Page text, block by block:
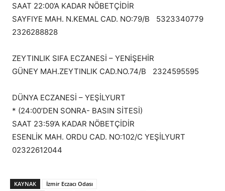
SAAT 22:00’A KADAR NÖBETÇİDİR
SAYFIYE MAH. N.KEMAL CAD. NO:79/B 5323340779
2326288828
ZEYTINLIK SIFA ECZANESİ – YENİŞEHİR
GÜNEY MAH.ZEYTINLIK CAD.NO.74/B 2324595595
DÜNYA ECZANESİ – YEŞİLYURT
* (24:00’DEN SONRA- BASIN SİTESİ)
SAAT 23:59’A KADAR NÖBETÇİDİR
ESENLİK MAH. ORDU CAD. NO:102/C YEŞİLYURT
02322612044
KAYNAK
İzmir Eczacı Odası